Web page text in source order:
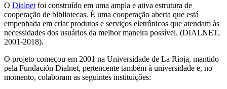
O Dialnet foi construído em uma ampla e ativa estrutura de
cooperação de bibliotecas. É uma cooperação aberta que está
empenhada em criar produtos e serviços eletrônicos que atendam às
necessidades dos usuários da melhor maneira possível. (DIALNET,
2001-2018).
O projeto começou em 2001 na Universidade de La Rioja, mantido
pela Fundación Dialnet, pertencente também à universidade e, no
momento, colaboram as seguintes instituições: